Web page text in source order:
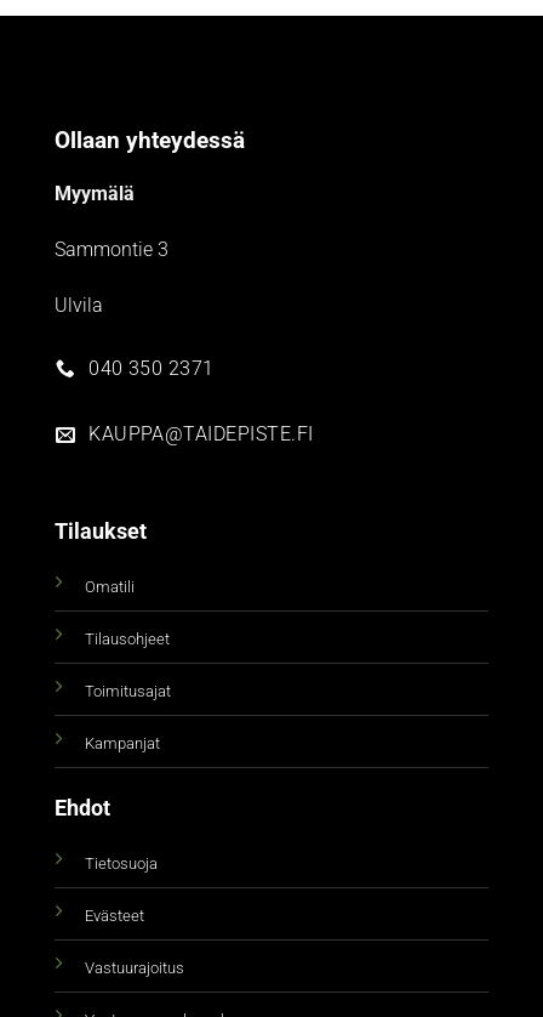
Ollaan yhteydessä
Myymälä
Sammontie 3
Ulvila
040 350 2371
KAUPPA@TAIDEPISTE.FI
Tilaukset
Omatili
Tilausohjeet
Toimitusajat
Kampanjat
Ehdot
Tietosuoja
Evästeet
Vastuurajoitus